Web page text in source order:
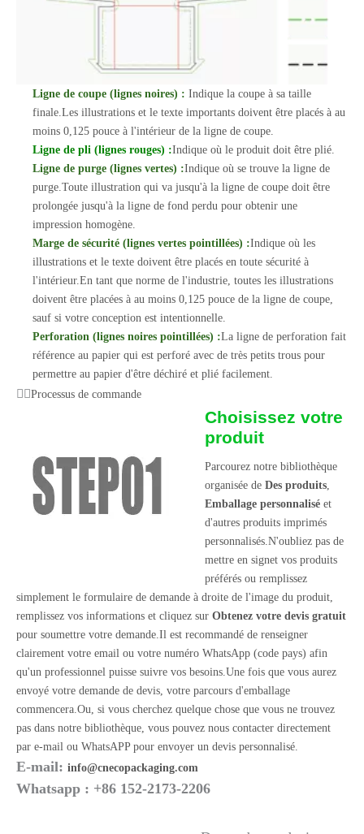
Ligne de coupe (lignes noires) : Indique la coupe à sa taille
finale.Les illustrations et le texte importants doivent être placés à au
moins 0,125 pouce à l'intérieur de la ligne de coupe.
Ligne de pli (lignes rouges) :Indique où le produit doit être plié.
Ligne de purge (lignes vertes) :Indique où se trouve la ligne de
purge.Toute illustration qui va jusqu'à la ligne de coupe doit être
prolongée jusqu'à la ligne de fond perdu pour obtenir une
impression homogène.
Marge de sécurité (lignes vertes pointillées) :Indique où les
illustrations et le texte doivent être placés en toute sécurité à
l'intérieur.En tant que norme de l'industrie, toutes les illustrations
doivent être placées à au moins 0,125 pouce de la ligne de coupe,
sauf si votre conception est intentionnelle.
Perforation (lignes noires pointillées) :La ligne de perforation fait
référence au papier qui est perforé avec de très petits trous pour
permettre au papier d'être déchiré et plié facilement.
Processus de commande
Choisissez votre
produit
Parcourez notre bibliothèque
organisée de Des produits,
Emballage personnaliséet
d'autres produits imprimés
personnalisés.N'oubliez pas de
mettre en signet vos produits
préférés ou remplissez
simplement le formulaire de demande à droite de l'image du produit,
remplissez vos informations et cliquez sur Obtenez votre devis gratuit
pour soumettre votre demande.Il est recommandé de renseigner
clairement votre email ou votre numéro WhatsApp (code pays) afin
qu'un professionnel puisse suivre vos besoins.Une fois que vous aurez
envoyé votre demande de devis, votre parcours d'emballage
commencera.Ou, si vous cherchez quelque chose que vous ne trouvez
pas dans notre bibliothèque, vous pouvez nous contacter directement
par e-mail ou WhatsAPP pour envoyer un devis personnalisé.
E-mail: info@cnecopackaging.com
Whatsapp : +86 152-2173-2206